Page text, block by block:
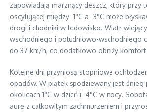
zapowiadają marznący deszcz, który przy
oscylującej między -1°C a -3°C może
drogi i chodniki w lodowisko. Wiatr
wschodniego i południowo-wschodniego
do 37 km/h, co dodatkowo obniży komfort
Kolejne dni przyniosą stopniowe
opadów. W piątek spodziewany jest śnieg
okolicach 1°C w dzień i -4°C w nocy.
aurę z całkowitym zachmurzeniem i